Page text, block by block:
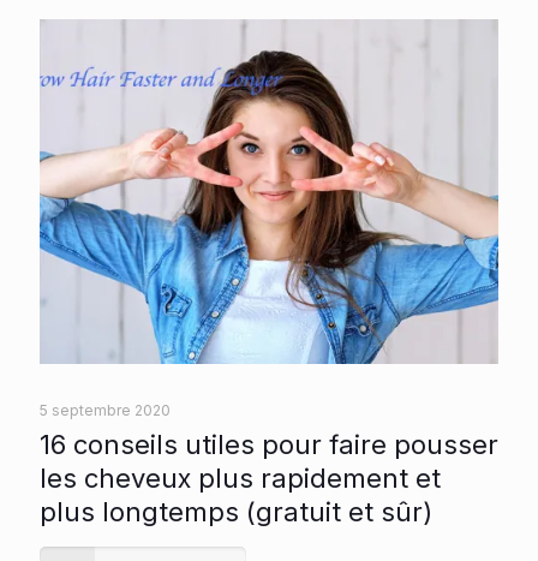
5 septembre 2020
16 conseils utiles pour faire pousser
les cheveux plus rapidement et
plus longtemps (gratuit et sûr)